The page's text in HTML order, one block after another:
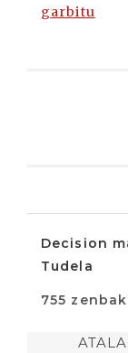
garbitu
Decision
Tudela
755